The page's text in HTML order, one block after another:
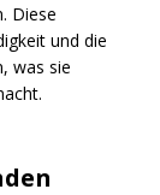
Diese
und die
was sie